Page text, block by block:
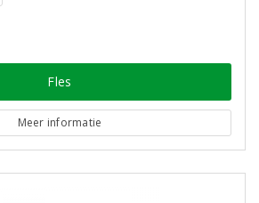
Fles
Meer informatie